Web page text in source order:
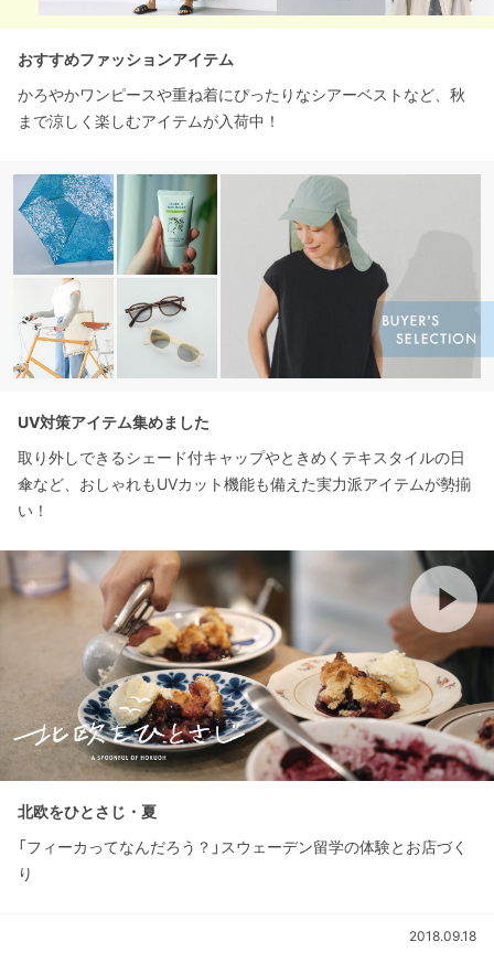
おすすめファッションアイテム
かろやかワンピースや重ね着にぴったりなシアーベストなど、秋
まで涼しく楽しむアイテムが入荷中！
UV対策アイテム集めました
取り外しできるシェード付キャップやときめくテキスタイルの日
傘など、おしゃれもUVカット機能も備えた実力派アイテムが勢揃
い！
北欧をひとさじ・夏
「フィーカってなんだろう？」スウェーデン留学の体験とお店づく
り
2018.09.18